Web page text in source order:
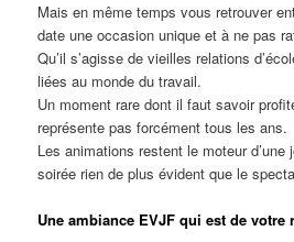
Mais en même temps vous retrouver
date une occasion unique et à ne pas
Qu’il s’agisse de vieilles relations
liées au monde du travail.
Un moment rare dont il faut savoir
représente pas forcément tous les ans.
Les animations restent le moteur d’une
soirée rien de plus évident que le
Une ambiance EVJF qui est de